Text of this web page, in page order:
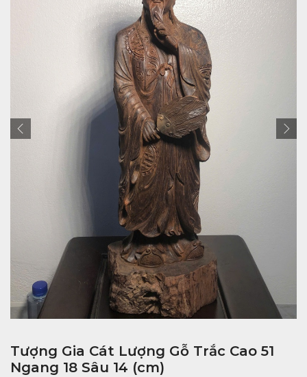
Tượng Gia Cát Lượng Gỗ Trắc Cao 51
Ngang 18 Sâu 14 (cm)